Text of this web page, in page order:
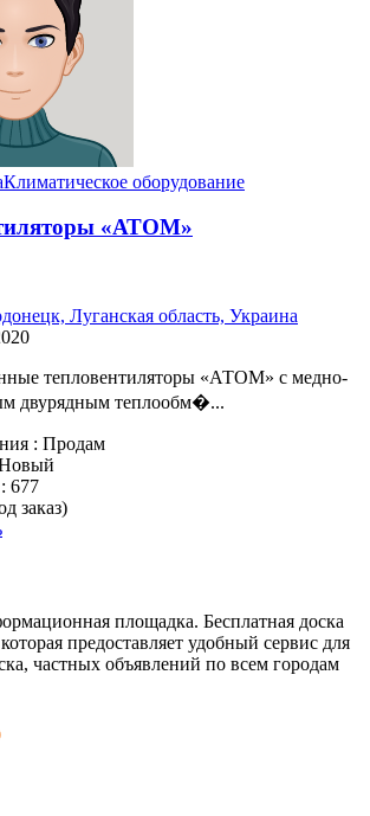
Климатическое оборудование
«АТОМ»
Луганская область, Украина
тепловентиляторы «АТОМ» с медно-
двурядным теплообм�...
: Продам
677
заказ)
площадка. Бесплатная доска
предоставляет удобный сервис для
частных объявлений по всем городам